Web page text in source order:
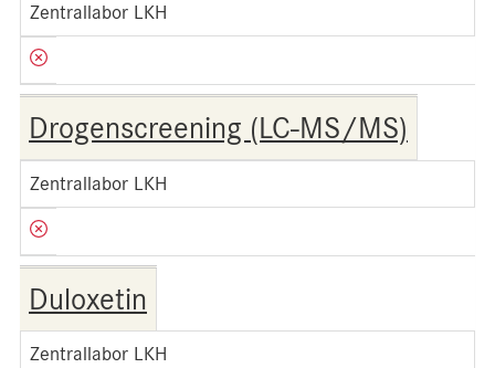
Zentrallabor LKH
Drogenscreening (LC-MS/MS)
Zentrallabor LKH
Duloxetin
Zentrallabor LKH